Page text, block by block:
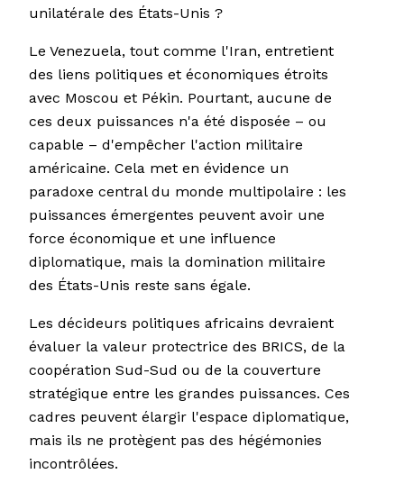
unilatérale des États-Unis ?
Le Venezuela, tout comme l'Iran, entretient
des liens politiques et économiques étroits
avec Moscou et Pékin. Pourtant, aucune de
ces deux puissances n'a été disposée – ou
capable – d'empêcher l'action militaire
américaine. Cela met en évidence un
paradoxe central du monde multipolaire : les
puissances émergentes peuvent avoir une
force économique et une influence
diplomatique, mais la domination militaire
des États-Unis reste sans égale.
Les décideurs politiques africains devraient
évaluer la valeur protectrice des BRICS, de la
coopération Sud-Sud ou de la couverture
stratégique entre les grandes puissances. Ces
cadres peuvent élargir l'espace diplomatique,
mais ils ne protègent pas des hégémonies
incontrôlées.